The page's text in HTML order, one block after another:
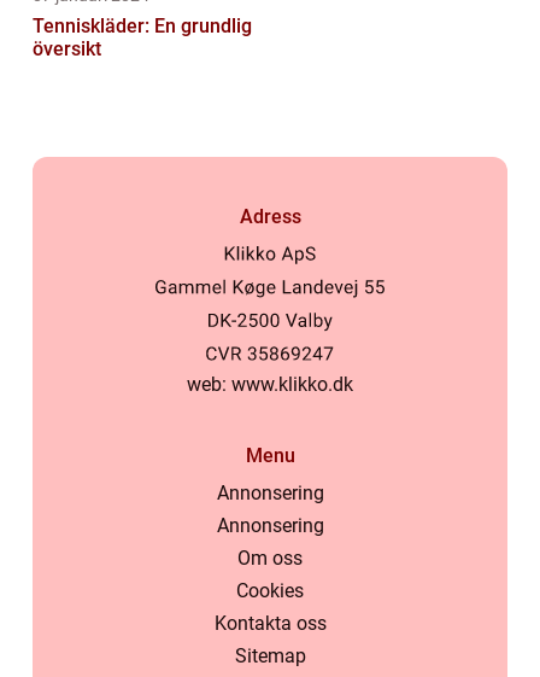
Tenniskläder: En grundlig
översikt
Adress
web: www.klikko.dk
Menu
Annonsering
Annonsering
Om oss
Cookies
Kontakta oss
Sitemap